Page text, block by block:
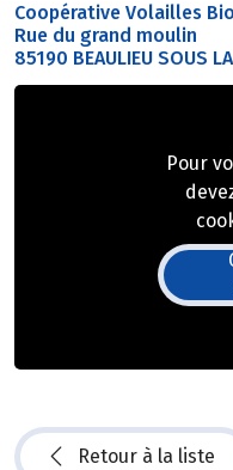
Coopérative Volailles
Rue du grand moulin
85190 BEAULIEU SOUS
Pour
Retour à la liste